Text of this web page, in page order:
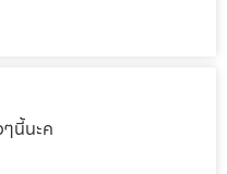
ๆนี้นะค